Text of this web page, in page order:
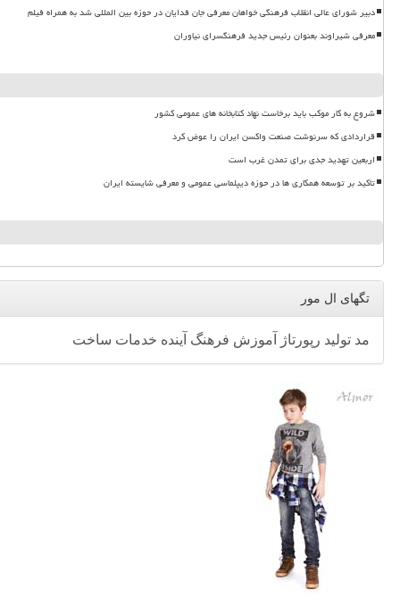
دبیر شورای عالی انقلاب فرهنگی خواهان معرفی جان فدایان در حوزه بین المللی شد به همراه فیلم
معرفی شیراوند بعنوان رئیس جدید فرهنگسرای نیاوران
شروع به کار موکب باید برخاست نهاد کتابخانه های عمومی کشور
قراردادی که سرنوشت صنعت واکسن ایران را عوض کرد
اربعین تهدید جدی برای تمدن غرب است
تاکید بر توسعه همکاری ها در حوزه دیپلماسی عمومی و معرفی شایسته ایران
تگهای ال مور
مد تولید رپورتاژ آموزش فرهنگ آینده خدمات ساخت